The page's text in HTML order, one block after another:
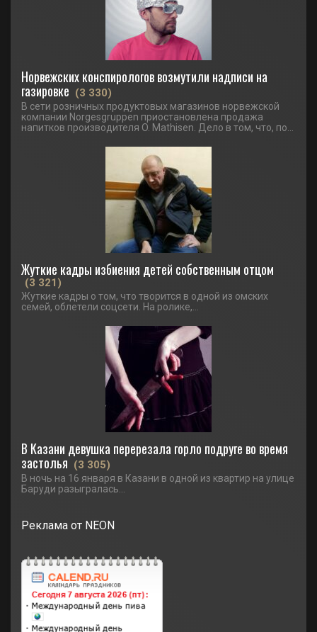
Норвежских конспирологов возмутили надписи на
газировке (3 330)
В сети розничных продуктовых магазинов норвежской
компании Norgesgruppen приостановлена продажа
напитков производителя O. Mathisen. Дело в том, что, по...
Жуткие кадры избиения детей собственным отцом
(3 321)
Жуткие кадры о том, что творится в одной из омских
семей, облетели соцсети. На ролике,...
В Казани девушка перерезала горло подруге во время
застолья (3 305)
В ночь на 16 января в Казани в одной из квартир на улице
Баруди разыгралась...
Реклама от NEON